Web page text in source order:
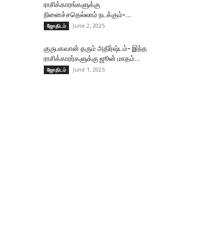
ராசிக்காரங்களுக்கு
நினைச்சதெல்லாம் நடக்கும்-...
ஜோதிடம் June 2, 2025
குருபகவான் தரும் அதிர்ஷ்டம்- இந்த
ராசிக்காரர்களுக்கு ஜூன் மாதம்...
ஜோதிடம் June 1, 2025